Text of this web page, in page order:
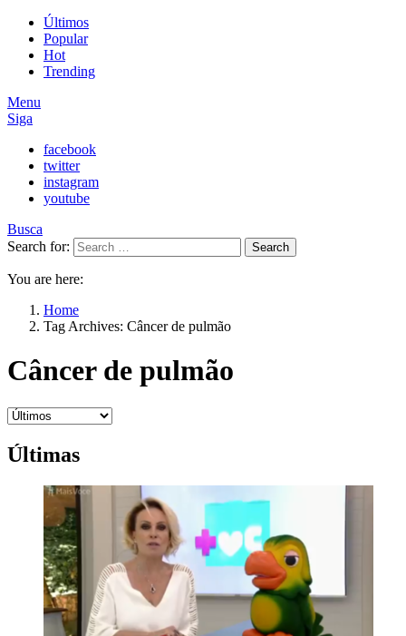
Últimos
Popular
Hot
Trending
Menu
Siga
facebook
twitter
instagram
youtube
Busca
Search for:
Search
You are here:
Home
Tag Archives: Câncer de pulmão
Câncer de pulmão
Últimas